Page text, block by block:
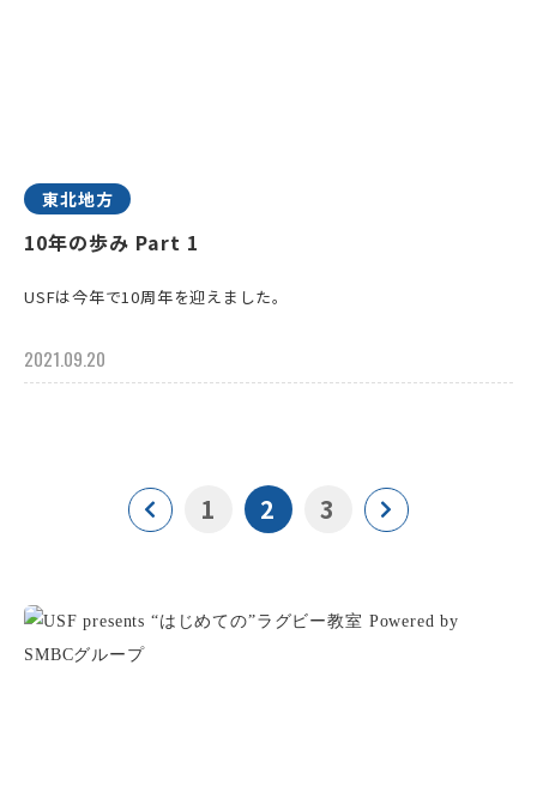
東北地方
10年の歩み Part 1
USFは今年で10周年を迎えました。
2021.09.20
1 2 3